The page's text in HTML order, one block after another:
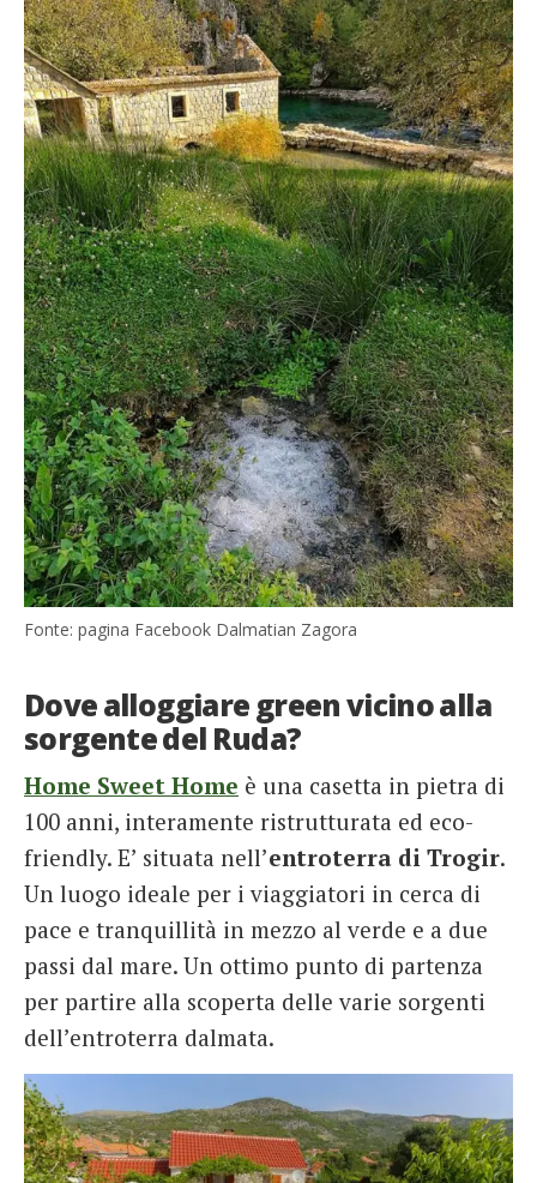
Fonte: pagina Facebook Dalmatian Zagora
Dove alloggiare green vicino alla
sorgente del Ruda?
Home Sweet Home è una casetta in pietra di
100 anni, interamente ristrutturata ed eco-
friendly. E’ situata nell’entroterra di Trogir.
Un luogo ideale per i viaggiatori in cerca di
pace e tranquillità in mezzo al verde e a due
passi dal mare. Un ottimo punto di partenza
per partire alla scoperta delle varie sorgenti
dell’entroterra dalmata.